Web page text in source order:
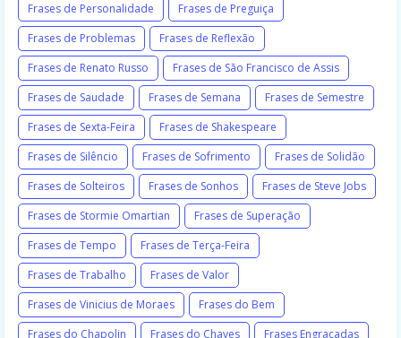
Frases de Personalidade
Frases de Preguiça
Frases de Problemas
Frases de Reflexão
Frases de Renato Russo
Frases de São Francisco de Assis
Frases de Saudade
Frases de Semana
Frases de Semestre
Frases de Sexta-Feira
Frases de Shakespeare
Frases de Silêncio
Frases de Sofrimento
Frases de Solidão
Frases de Solteiros
Frases de Sonhos
Frases de Steve Jobs
Frases de Stormie Omartian
Frases de Superação
Frases de Tempo
Frases de Terça-Feira
Frases de Trabalho
Frases de Valor
Frases de Vinicius de Moraes
Frases do Bem
Frases do Chapolin
Frases do Chaves
Frases Engraçadas